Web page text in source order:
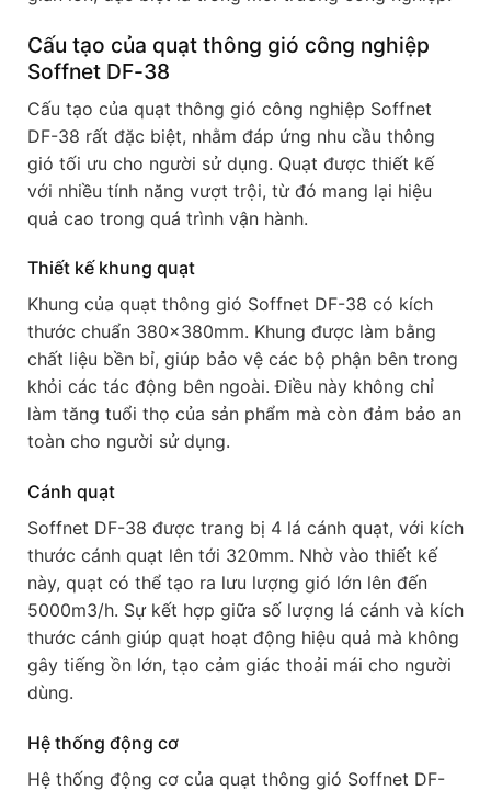
Cấu tạo của quạt thông gió công nghiệp
Soffnet DF-38
Cấu tạo của quạt thông gió công nghiệp Soffnet
DF-38 rất đặc biệt, nhằm đáp ứng nhu cầu thông
gió tối ưu cho người sử dụng. Quạt được thiết kế
với nhiều tính năng vượt trội, từ đó mang lại hiệu
quả cao trong quá trình vận hành.
Thiết kế khung quạt
Khung của quạt thông gió Soffnet DF-38 có kích
thước chuẩn 380x380mm. Khung được làm bằng
chất liệu bền bỉ, giúp bảo vệ các bộ phận bên trong
khỏi các tác động bên ngoài. Điều này không chỉ
làm tăng tuổi thọ của sản phẩm mà còn đảm bảo an
toàn cho người sử dụng.
Cánh quạt
Soffnet DF-38 được trang bị 4 lá cánh quạt, với kích
thước cánh quạt lên tới 320mm. Nhờ vào thiết kế
này, quạt có thể tạo ra lưu lượng gió lớn lên đến
5000m3/h. Sự kết hợp giữa số lượng lá cánh và kích
thước cánh giúp quạt hoạt động hiệu quả mà không
gây tiếng ồn lớn, tạo cảm giác thoải mái cho người
dùng.
Hệ thống động cơ
Hệ thống động cơ của quạt thông gió Soffnet DF-